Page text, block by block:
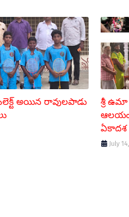
అయిన రావులపాడు
శ్రీ
ఏకాదశ
July